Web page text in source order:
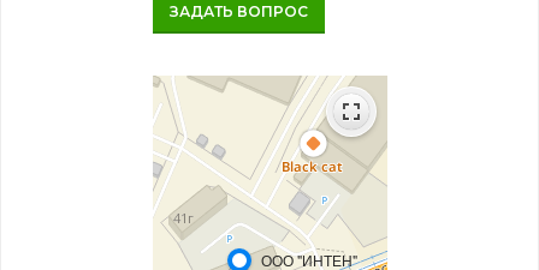
ЗАДАТЬ ВОПРОС